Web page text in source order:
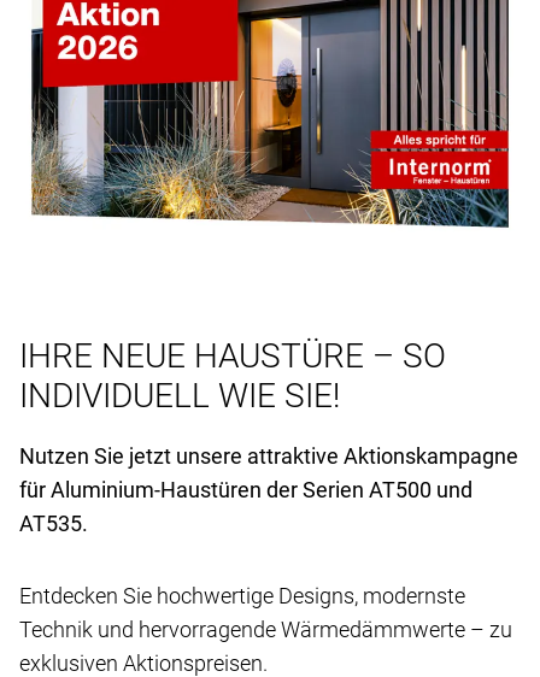
IHRE NEUE HAUSTÜRE – SO
INDIVIDUELL WIE SIE!
Nutzen Sie jetzt unsere attraktive Aktionskampagne
für Aluminium-Haustüren der Serien AT500 und
AT535.
Entdecken Sie hochwertige Designs, modernste
Technik und hervorragende Wärmedämmwerte – zu
exklusiven Aktionspreisen.